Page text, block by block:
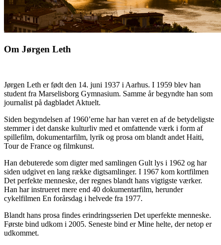
Om Jørgen Leth
Jørgen Leth er født den 14. juni 1937 i Aarhus. I 1959 blev han
student fra Marselisborg Gymnasium. Samme år begyndte han som
journalist på dagbladet Aktuelt.
Siden begyndelsen af 1960’erne har han været en af de betydeligste
stemmer i det danske kulturliv med et omfattende værk i form af
spillefilm, dokumentarfilm, lyrik og prosa om blandt andet Haiti,
Tour de France og filmkunst.
Han debuterede som digter med samlingen Gult lys i 1962 og har
siden udgivet en lang række digtsamlinger. I 1967 kom kortfilmen
Det perfekte menneske, der regnes blandt hans vigtigste værker.
Han har instrueret mere end 40 dokumentarfilm, herunder
cykelfilmen En forårsdag i helvede fra 1977.
Blandt hans prosa findes erindringsserien Det uperfekte menneske.
Første bind udkom i 2005. Seneste bind er Mine helte, der netop er
udkommet.